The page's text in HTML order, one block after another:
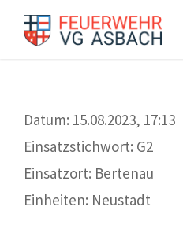
Datum: 15.08.2023, 17:13
Einsatzstichwort: G2
Einsatzort: Bertenau
Einheiten: Neustadt